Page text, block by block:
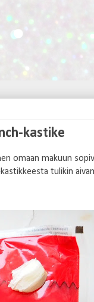
kastike
omaan makuun
tulikin